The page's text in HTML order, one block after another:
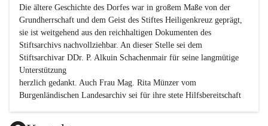
Die ältere Geschichte des Dorfes war in großem Maße von der
Grundherrschaft und dem Geist des Stiftes Heiligenkreuz geprägt,
sie ist weitgehend aus den reichhaltigen Dokumenten des
Stiftsarchivs nachvollziehbar. An dieser Stelle sei dem
Stiftsarchivar DDr. P. Alkuin Schachenmair für seine langmütige
Unterstützung
herzlich gedankt. Auch Frau Mag. Rita Münzer vom
Burgenländischen Landesarchiv sei für ihre stete Hilfsbereitschaft
Dank gilt den Textautoren dieser Chronik, dem kleinen